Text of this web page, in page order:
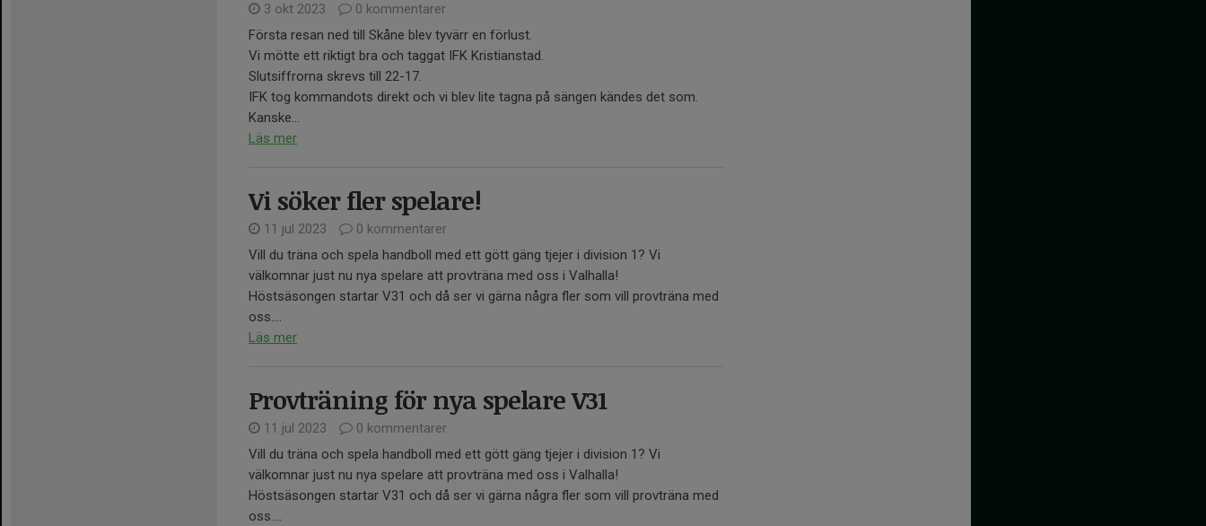
3 okt 2023
0 kommentarer
Första resan ned till Skåne blev tyvärr en förlust.
Vi mötte ett riktigt bra och taggat IFK Kristianstad.
Slutsiffrorna skrevs till 22-17.
IFK tog kommandots direkt och vi blev lite tagna på sängen kändes det som.
Kanske...
Läs mer
Vi söker fler spelare!
11 jul 2023
0 kommentarer
Vill du träna och spela handboll med ett gött gäng tjejer i division 1? Vi
välkomnar just nu nya spelare att provträna med oss i Valhalla!
Höstsäsongen startar V31 och då ser vi gärna några fler som vill provträna med
oss....
Läs mer
Provträning för nya spelare V31
11 jul 2023
0 kommentarer
Vill du träna och spela handboll med ett gött gäng tjejer i division 1? Vi
välkomnar just nu nya spelare att provträna med oss i Valhalla!
Höstsäsongen startar V31 och då ser vi gärna några fler som vill provträna med
oss....